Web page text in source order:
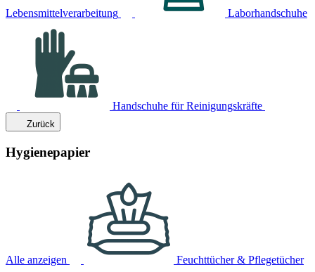
Lebensmittelverarbeitung Laborhandschuhe
Handschuhe für Reinigungskräfte
Zurück
Hygienepapier
Alle anzeigen Feuchttücher & Pflegetücher